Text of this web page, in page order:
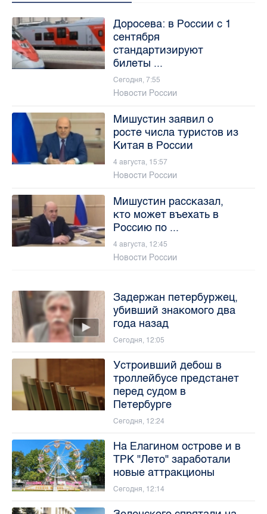
Доросева: в России с 1
сентября
стандартизируют
билеты ...
Сегодня, 7:55
Новости России
Мишустин заявил о
росте числа туристов из
Китая в России
4 августа, 15:57
Новости России
Мишустин рассказал,
кто может въехать в
Россию по ...
4 августа, 12:45
Новости России
Задержан петербуржец,
убивший знакомого два
года назад
Сегодня, 12:05
Устроивший дебош в
троллейбусе предстанет
перед судом в
Петербурге
Сегодня, 12:24
На Елагином острове и в
ТРК "Лето" заработали
новые аттракционы
Сегодня, 12:14